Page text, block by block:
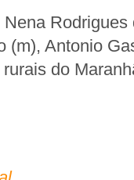
(m), Antonio
do